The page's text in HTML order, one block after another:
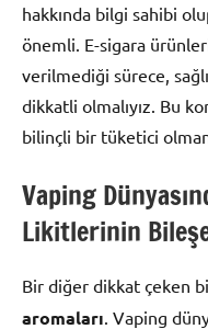
hakkında bilgi sahibi
önemli. E-sigara
verilmediği sürece,
dikkatli olmalıyız. Bu
bilinçli bir tüketici
Vaping
Likitlerinin
Bir diğer dikkat çeken
aromaları . Vaping